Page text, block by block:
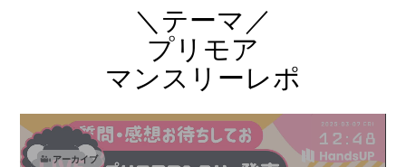
＼テーマ／
プリモア
マンスリーレポ